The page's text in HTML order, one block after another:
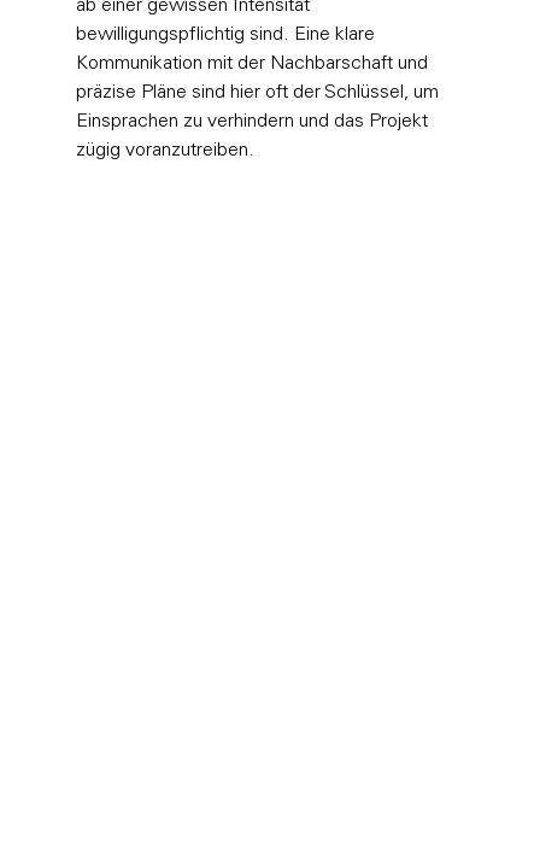
ab einer gewissen Intensität
bewilligungspflichtig sind. Eine klare
Kommunikation mit der Nachbarschaft und
präzise Pläne sind hier oft der Schlüssel, um
Einsprachen zu verhindern und das Projekt
zügig voranzutreiben.